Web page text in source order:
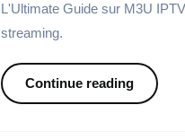
L'Ultimate Guide sur M3U
streaming.
Continue reading